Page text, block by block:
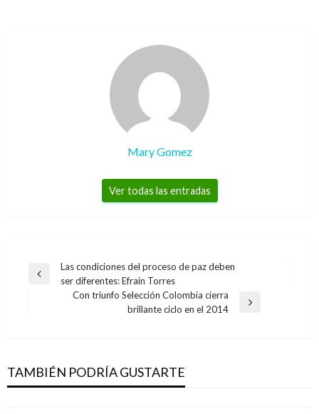
Mary Gomez
Ver todas las entradas
Navegación
Entrada
Las condiciones del proceso de paz deben
ser diferentes: Efraín Torres
Con triunfo Selección Colombia cierra
brillante ciclo en el 2014
TAMBIÉN PODRÍA GUSTARTE
NOTICIA EXTRAORDINARIA
Salvador
Ariel Cabrera jueves julio 14, 2016